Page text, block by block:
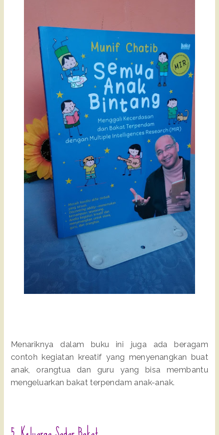
Menariknya dalam buku ini juga ada beragam
contoh kegiatan kreatif yang menyenangkan buat
anak, orangtua dan guru yang bisa membantu
mengeluarkan bakat terpendam anak-anak.